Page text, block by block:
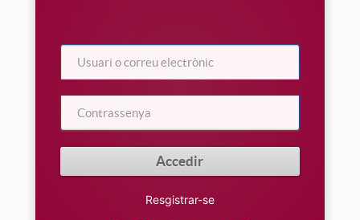
Resgistrar-se